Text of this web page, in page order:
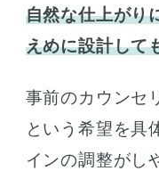
自然な仕上がり
えめに設計して
事前のカウンセ
という希望を具
インの調整がし